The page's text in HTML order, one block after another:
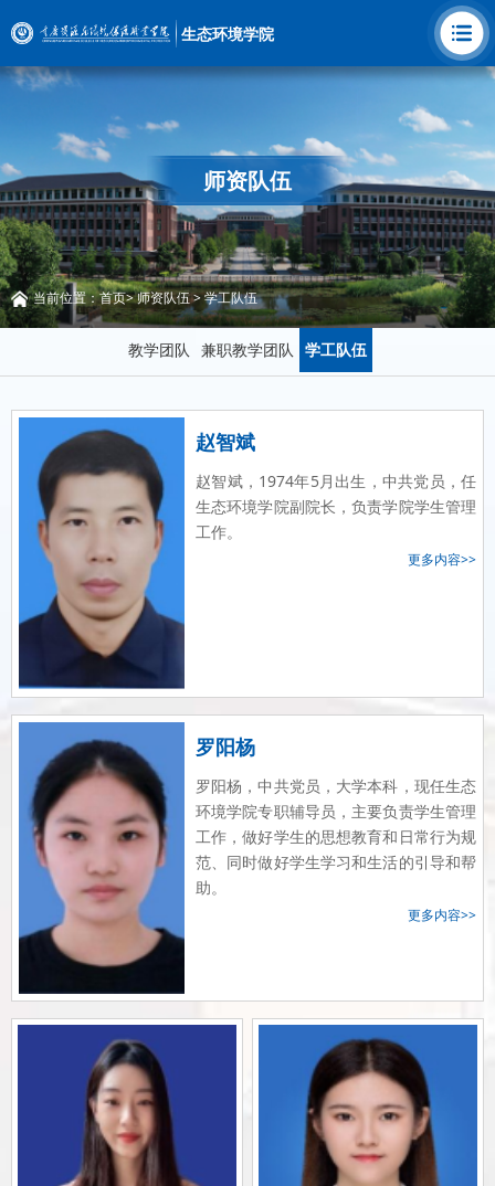
生态环境学院
师资队伍
当前位置：首页>师资队伍>学工队伍
教学团队 兼职教学团队 学工队伍
赵智斌
赵智斌，1974年5月出生，中共党员，任
生态环境学院副院长，负责学院学生管理
工作。
更多内容>>
罗阳杨
罗阳杨，中共党员，大学本科，现任生态
环境学院专职辅导员，主要负责学生管理
工作，做好学生的思想教育和日常行为规
范、同时做好学生学习和生活的引导和帮
助。
更多内容>>